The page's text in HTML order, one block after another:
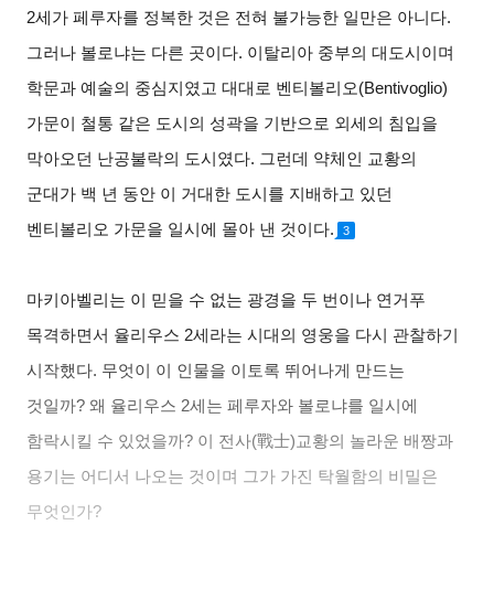
2세가 페루자를 정복한 것은 전혀 불가능한 일만은 아니다.
그러나 볼로냐는 다른 곳이다. 이탈리아 중부의 대도시이며
학문과 예술의 중심지였고 대대로 벤티볼리오(Bentivoglio)
가문이 철통 같은 도시의 성곽을 기반으로 외세의 침입을
막아오던 난공불락의 도시였다. 그런데 약체인 교황의
군대가 백 년 동안 이 거대한 도시를 지배하고 있던
벤티볼리오 가문을 일시에 몰아 낸 것이다. 3
마키아벨리는 이 믿을 수 없는 광경을 두 번이나 연거푸
목격하면서 율리우스 2세라는 시대의 영웅을 다시 관찰하기
시작했다. 무엇이 이 인물을 이토록 뛰어나게 만드는
것일까?왜 율리우스 2세는 페루자와 볼로냐를 일시에
함락시킬 수 있었을까? 이 전사(戰士)교황의 놀라운 배짱과
용기는 어디서 나오는 것이며 그가 가진 탁월함의 비밀은
무엇인가?